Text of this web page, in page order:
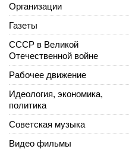
Организации
Газеты
СССР в Великой
Отечественной войне
Рабочее движение
Идеология, экономика,
политика
Советская музыка
Видео фильмы